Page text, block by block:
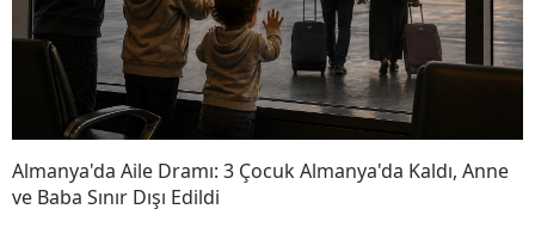
Almanya'da Aile Dramı: 3 Çocuk Almanya'da Kaldı, Anne
ve Baba Sınır Dışı Edildi